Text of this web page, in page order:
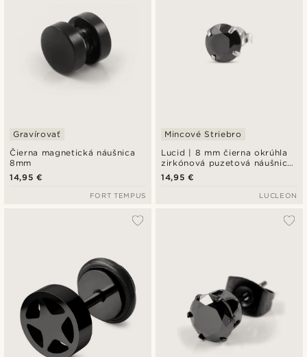
Čierna magnetická náušnica
8mm
Gravírovať
14,95 €
FORT TEMPUS
Lucid | 8 mm čierna okrúhla
zirkónová puzetová náušnica
z mincového striebra 925
Mincové Striebro
14,95 €
LUCLEON